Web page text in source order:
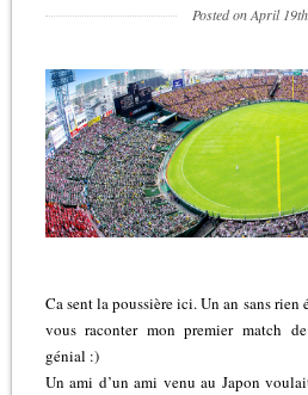
Posted on April
Ca sent la poussière ici. Un an sans
vous raconter mon premier match
génial :)
Un ami d’un ami venu au Japon